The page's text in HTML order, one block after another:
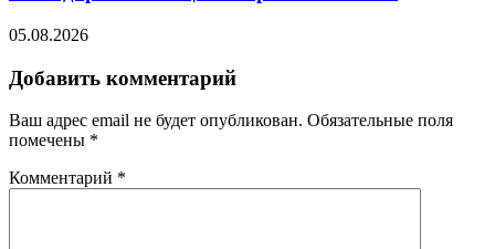
05.08.2026
Добавить комментарий
Ваш адрес email не будет опубликован. Обязательные поля
помечены *
Комментарий *